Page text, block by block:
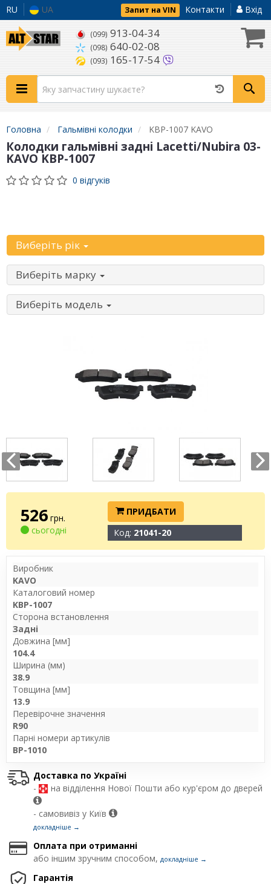
RU UA Запит на VIN Контакти Вхід
(099) 913-04-34
(098) 640-02-08
(093) 165-17-54
Головна Гальмівні колодки KBP-1007 KAVO
Колодки гальмівні задні Lacetti/Nubira 03-
KAVO KBP-1007
0 відгуків
Виберіть рік
Виберіть марку
Виберіть модель
526 грн.
сьогодні
ПРИДБАТИ
Код: 21041-20
Виробник
KAVO
Каталоговий номер
KBP-1007
Сторона встановлення
Задні
Довжина [мм]
104.4
Ширина (мм)
38.9
Товщина [мм]
13.9
Перевірочне значення
R90
Парні номери артикулів
BP-1010
Доставка по Україні
-
на відділення Нової Пошти або кур'єром до дверей
- самовивіз у Київ
докладніше →
Оплата при отриманні
або іншим зручним способом, докладніше →
Гарантія